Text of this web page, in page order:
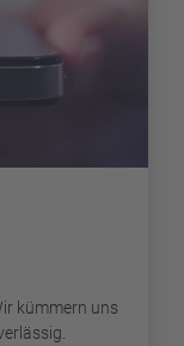
kümmern uns